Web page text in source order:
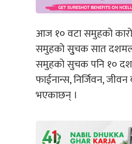
आज १० वटा समुहको
समुहको सुुचक सात
समुहको सुचक पनि १०
फाईनान्स, निर्जिवन,
भएकाछन् ।